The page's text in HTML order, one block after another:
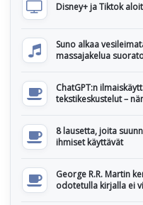
Disney+ ja Tiktok
Suno alkaa
massajakelua
ChatGPT:n
tekstikeskustelut –
8 lausetta, joita
ihmiset käyttävät
George R.R. Martin
odotetulla kirjalla ei